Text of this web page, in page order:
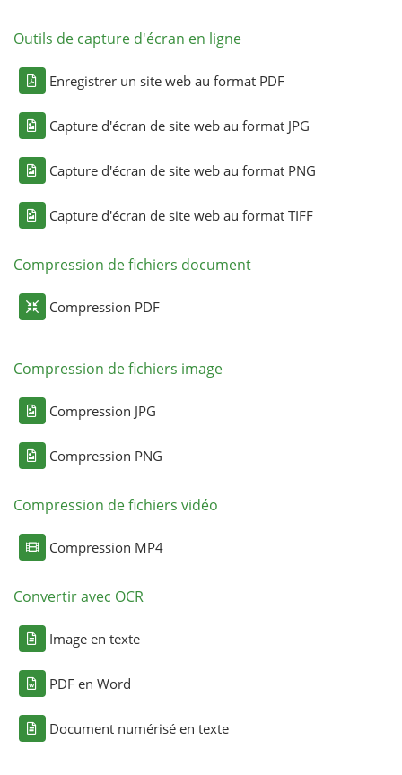
Outils de capture d'écran en ligne
Enregistrer un site web au format PDF
Capture d'écran de site web au format JPG
Capture d'écran de site web au format PNG
Capture d'écran de site web au format TIFF
Compression de fichiers document
Compression PDF
Compression de fichiers image
Compression JPG
Compression PNG
Compression de fichiers vidéo
Compression MP4
Convertir avec OCR
Image en texte
PDF en Word
Document numérisé en texte